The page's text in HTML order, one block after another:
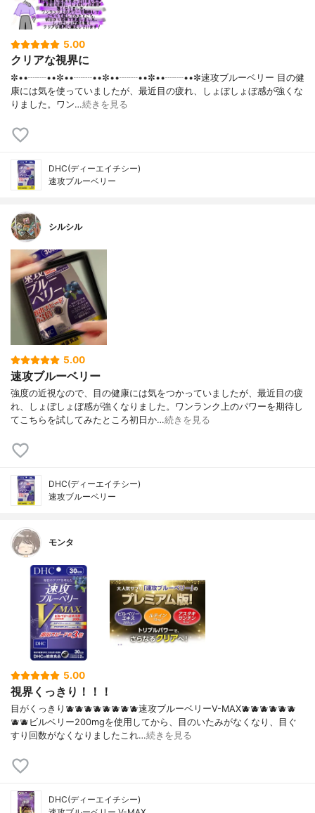
5.00
クリアな視界に
✼••┈┈••✼••┈┈••✼••┈┈••✼••┈┈••✼速攻ブルーベリー 目の健
康には気を使っていましたが、最近目の疲れ、しょぼしょぼ感が強くな
りました。ワン…続きを見る
DHC(ディーエイチシー)
速攻ブルーベリー
シルシル
5.00
速攻ブルーベリー
強度の近視なので、目の健康には気をつかっていましたが、最近目の疲
れ、しょぼしょぼ感が強くなりました。ワンランク上のパワーを期待し
てこちらを試してみたところ初日か…続きを見る
DHC(ディーエイチシー)
速攻ブルーベリー
モンタ
5.00
視界くっきり！！！
目がくっきり🫐🫐🫐🫐🫐🫐🫐🫐速攻ブルーベリーV-MAX🫐🫐🫐🫐🫐🫐
🫐🫐ビルベリー200mgを使用してから、目のいたみがなくなり、目ぐ
すり回数がなくなりましたこれ…続きを見る
DHC(ディーエイチシー)